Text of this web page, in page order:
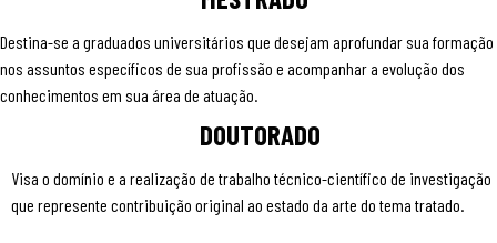
Destina-se a graduados universitários que desejam aprofundar sua formação
nos assuntos específicos de sua profissão e acompanhar a evolução dos
conhecimentos em sua área de atuação.
DOUTORADO
Visa o domínio e a realização de trabalho técnico-científico de investigação
que represente contribuição original ao estado da arte do tema tratado.